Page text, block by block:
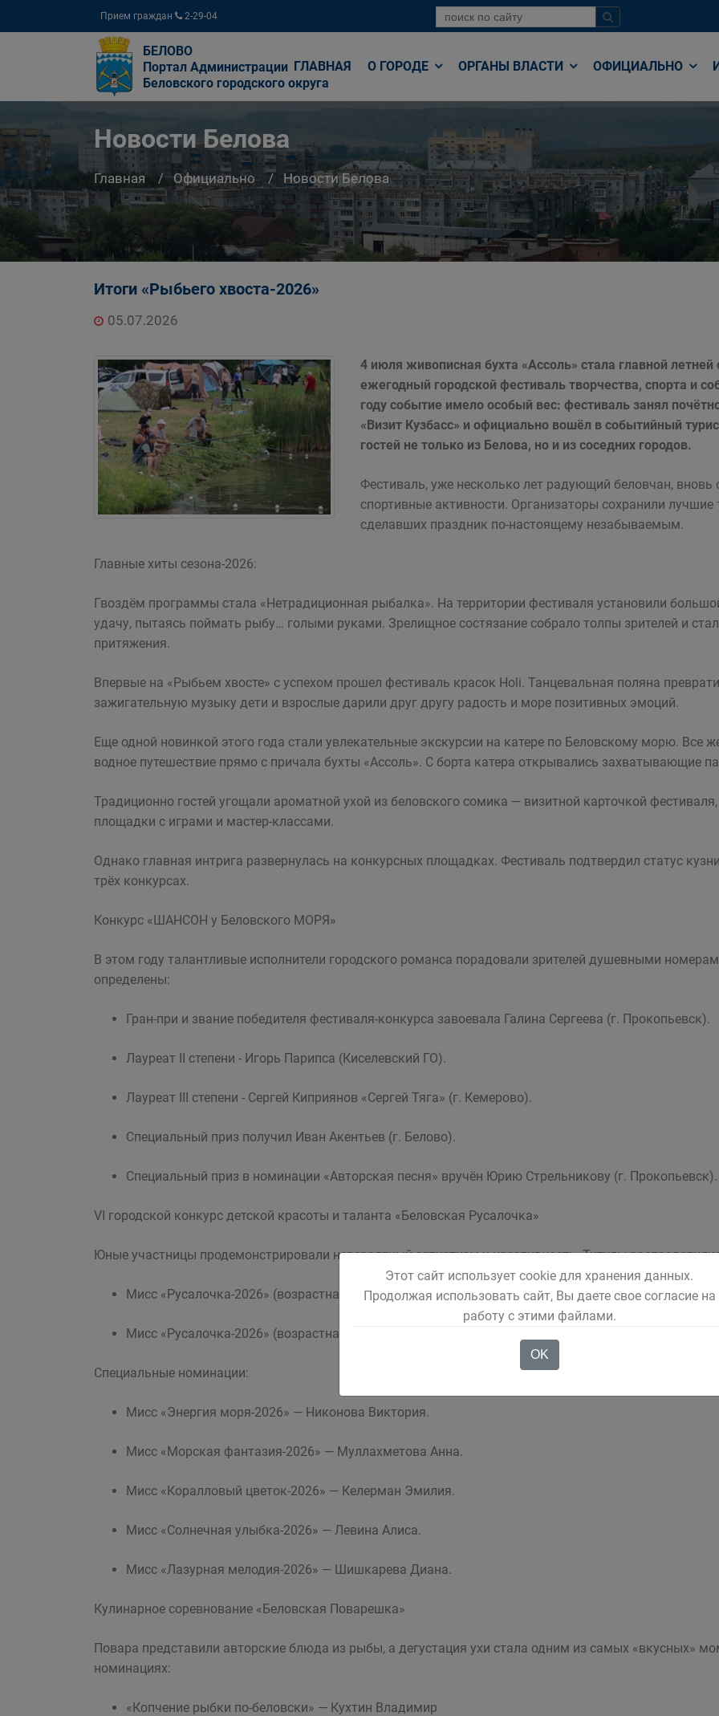
Прием граждан 2-29-04
БЕЛОВО
Портал Администрации
Беловского городского округа
ГЛАВНАЯ О ГОРОДЕ ОРГАНЫ ВЛАСТИ ОФИЦИАЛЬНО
Новости Белова
Главная Официально Новости Белова
Итоги «Рыбьего хвоста-2026»
05.07.2026
4 июля живописная бухта «Ассоль» стала главной
ежегодный городской фестиваль творчества, спорта и
году событие имело особый вес: фестиваль занял
«Визит Кузбасс» и официально вошёл в событийный
гостей не только из Белова, но и из соседних городов.
Фестиваль, уже несколько лет радующий беловчан, вновь
спортивные активности. Организаторы сохранили
сделавших праздник по-настоящему незабываемым.
Главные хиты сезона-2026:
Гвоздём программы стала «Нетрадиционная рыбалка». На территории фестиваля установили
удачу, пытаясь поймать рыбу… голыми руками. Зрелищное состязание собрало толпы зрителей и
притяжения.
Впервые на «Рыбьем хвосте» с успехом прошел фестиваль красок Holi. Танцевальная поляна
зажигательную музыку дети и взрослые дарили друг другу радость и море позитивных эмоций.
Еще одной новинкой этого года стали увлекательные экскурсии на катере по Беловскому морю.
водное путешествие прямо с причала бухты «Ассоль». С борта катера открывались захватывающие
Традиционно гостей угощали ароматной ухой из беловского сомика — визитной карточкой
площадки с играми и мастер-классами.
Однако главная интрига развернулась на конкурсных площадках. Фестиваль подтвердил статус
трёх конкурсах.
Конкурс «ШАНСОН у Беловского МОРЯ»
В этом году талантливые исполнители городского романса порадовали зрителей душевными
определены:
Гран-при и звание победителя фестиваля-конкурса завоевала Галина Сергеева (г. Прокопьевск).
Лауреат II степени - Игорь Парипса (Киселевский ГО).
Лауреат III степени - Сергей Киприянов «Сергей Тяга» (г. Кемерово).
Специальный приз получил Иван Акентьев (г. Белово).
Специальный приз в номинации «Авторская песня» вручён Юрию Стрельникову (г. Прокопьевск).
VI городской конкурс детской красоты и таланта «Беловская Русалочка»
Юные участницы продемонстрировали невероятный артистизм и креативность. Титулы
Мисс «Русалочка-2026» (возрастная категория 9–12 лет) - Слободенюк Екатерина.
Мисс «Русалочка-2026» (возрастная категория 5–8 лет) - Кончулизова Августа.
Специальные номинации:
Мисс «Энергия моря-2026» — Никонова Виктория.
Мисс «Морская фантазия-2026» — Муллахметова Анна.
Мисс «Коралловый цветок-2026» — Келерман Эмилия.
Мисс «Солнечная улыбка-2026» — Левина Алиса.
Мисс «Лазурная мелодия-2026» — Шишкарева Диана.
Кулинарное соревнование «Беловская Поварешка»
Повара представили авторские блюда из рыбы, а дегустация ухи стала одним из самых «вкусных»
номинациях:
«Копчение рыбки по-беловски» — Кухтин Владимир
Этот сайт использует cookie для хранения данных.
Продолжая использовать сайт, Вы даете свое согласие на
работу с этими файлами.
OK